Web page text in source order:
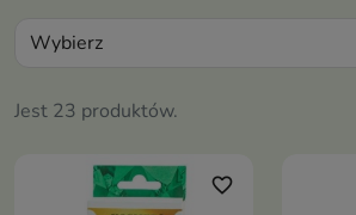
Jest 23 produktów.
Wybierz
favorite_border